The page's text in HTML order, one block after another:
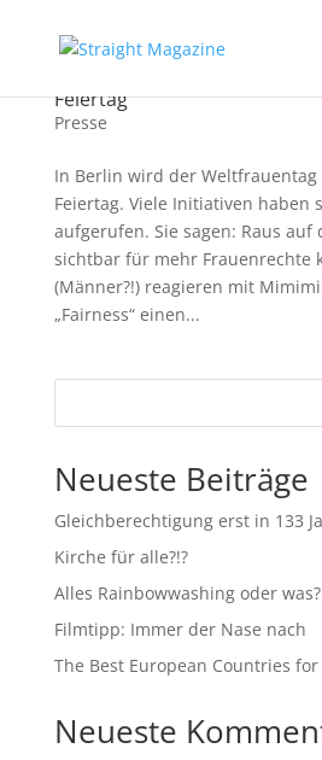
Feiertag
Presse
In Berlin wird der
Feiertag. Viele Initiativen haben
aufgerufen. Sie sagen: Raus auf
sichtbar für mehr Frauenrechte
(Männer?!) reagieren mit
„Fairness“ einen...
Neueste Beiträge
Gleichberechtigung erst in 133
Kirche für alle?!?
Alles Rainbowwashing oder
Filmtipp: Immer der Nase nach
The Best European Countries for
Neueste